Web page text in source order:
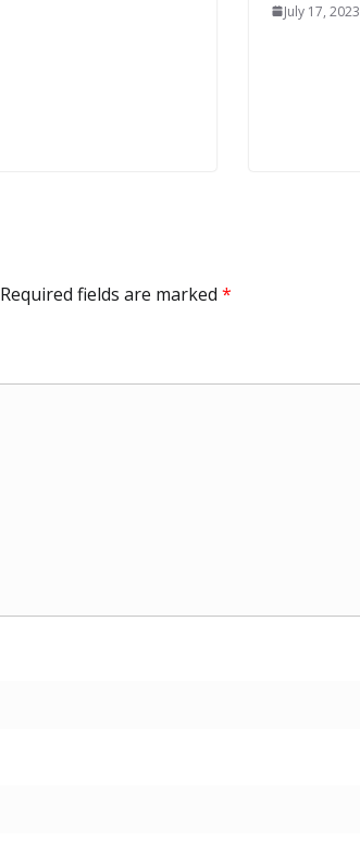
July 17, 2023
Required fields are marked *